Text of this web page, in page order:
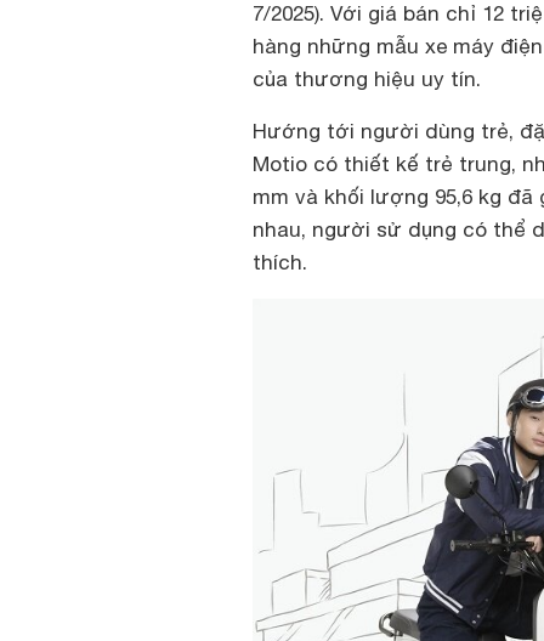
7/2025). Với giá bán chỉ 12
hàng những mẫu xe máy
của thương hiệu uy tín.
Hướng tới người dùng trẻ,
Motio có thiết kế trẻ trung,
mm và khối lượng 95,6 kg
nhau, người sử dụng có thể
thích.